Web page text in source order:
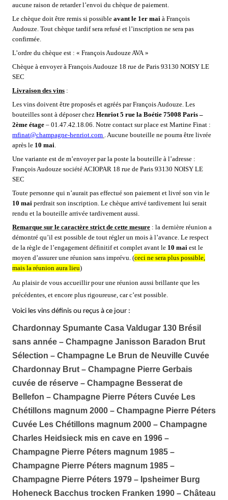
aucune raison de retarder l’envoi du chèque de paiement.
Le chèque doit être remis si possible avant le 1er mai à François
Audouze. Tout chèque tardif sera refusé et l’inscription ne sera pas
confirmée.
L’ordre du chèque est : « François Audouze AVA »
Chèque à envoyer à François Audouze 18 rue de Paris 93130 NOISY LE
SEC
Livraison des vins :
Les vins doivent être proposés et agréés par François Audouze. Les
bouteilles sont à déposer chez Henriot 5 rue la Boétie 75008 Paris –
2ème étage – 01.47.42.18.06. Notre contact sur place est Martine Finat :
mfinat@champagne-henriot.com . Aucune bouteille ne pourra être livrée
après le 10 mai
Une variante est de m’envoyer par la poste la bouteille à l’adresse :
François Audouze société ACIOPAR 18 rue de Paris 93130 NOISY LE
SEC
Toute personne qui n’aurait pas effectué son paiement et livré son vin le
10 mai perdrait son inscription. Le chèque arrivé tardivement lui serait
rendu et la bouteille arrivée tardivement aussi.
Remarque sur le caractère strict de cette mesure : la dernière réunion a
démontré qu’il est possible de tout régler un mois à l’avance. Le respect
de la règle de l’engagement définitif et complet avant le 10 mai est le
moyen d’assurer une réunion sans imprévu. (ceci ne sera plus possible,
mais la réunion aura lieu)
Au plaisir de vous accueillir pour une réunion aussi brillante que les
précédentes, et encore plus rigoureuse, car c’est possible.
Voici les vins définis ou reçus à ce jour :
Chardonnay Spumante Casa Valdugar 130 Brésil
sans année – Champagne Janisson Baradon Brut
Sélection – Champagne Le Brun de Neuville Cuvée
Chardonnay Brut – Champagne Pierre Gerbais
cuvée de réserve – Champagne Besserat de
Bellefon – Champagne Pierre Péters Cuvée Les
Chétillons magnum 2000 – Champagne Pierre Péters
Cuvée Les Chétillons magnum 2000 – Champagne
Charles Heidsieck mis en cave en 1996 –
Champagne Pierre Péters magnum 1985 –
Champagne Pierre Péters magnum 1985 –
Champagne Pierre Péters 1979 – Ipsheimer Burg
Hoheneck Bacchus trocken Franken 1990 – Château